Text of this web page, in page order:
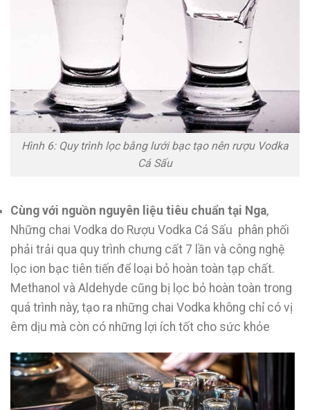
Hình 6: Quy trình lọc bằng lưới bạc tạo nên rượu Vodka
Cá Sấu
Cùng với nguồn nguyên liệu tiêu chuẩn tại Nga,
Những chai Vodka do Rượu Vodka Cá Sấu phân phối
phải trải qua quy trình chưng cất 7 lần và công nghệ
lọc ion bạc tiên tiến để loại bỏ hoàn toàn tạp chất.
Methanol và Aldehyde cũng bị lọc bỏ hoàn toàn trong
quá trình này, tạo ra những chai Vodka không chỉ có vị
êm dịu mà còn có những lợi ích tốt cho sức khỏe